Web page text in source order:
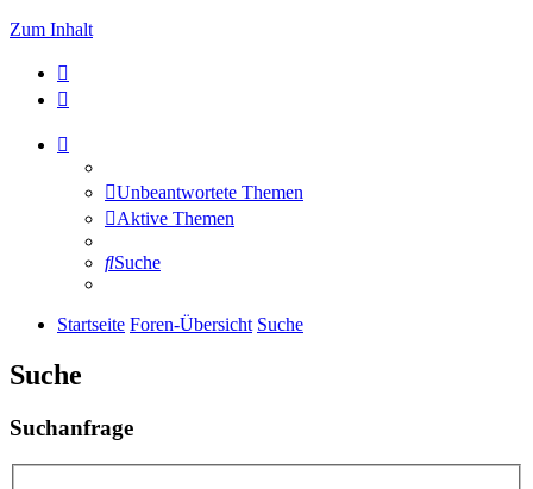
Zum Inhalt
Unbeantwortete Themen
Aktive Themen
Suche
Startseite Foren-Übersicht Suche
Suche
Suchanfrage